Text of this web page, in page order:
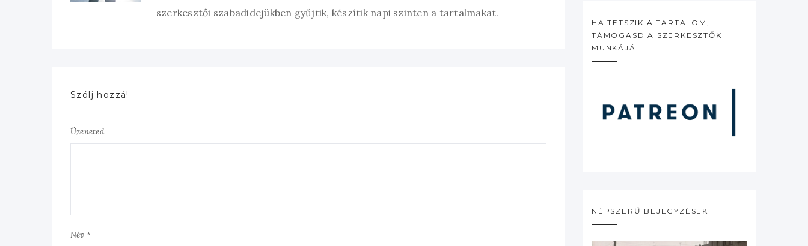
szerkesztői szabadidejükben gyűjtik, készítik napi szinten a tartalmakat.
Szólj hozzá!
Üzeneted
Név *
HA TETSZIK A TARTALOM,
TÁMOGASD A SZERKESZTŐK
MUNKÁJÁT
NÉPSZERŰ BEJEGYZÉSEK